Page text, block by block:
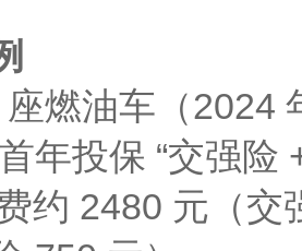
燃油车（2024
年投保 “交强险
约 2480 元（